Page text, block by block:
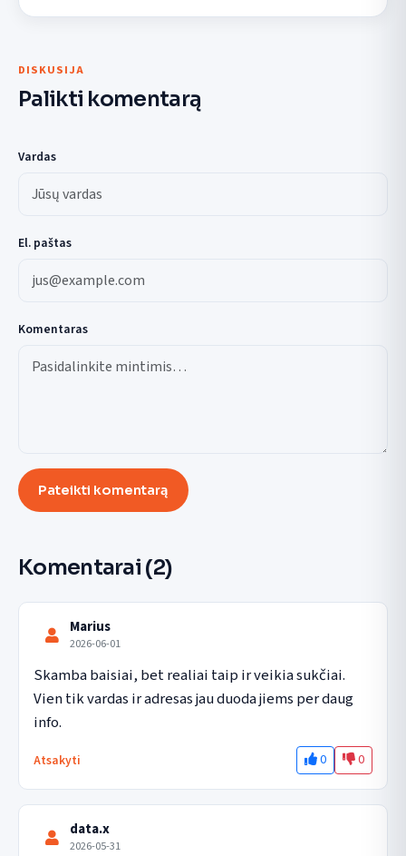
DISKUSIJA
Palikti komentarą
Vardas
El. paštas
Komentaras
Pateikti komentarą
Komentarai (2)
Marius
2026-06-01
Skamba baisiai, bet realiai taip ir veikia sukčiai.
Vien tik vardas ir adresas jau duoda jiems per daug
info.
Atsakyti 0 0
data.x
2026-05-31